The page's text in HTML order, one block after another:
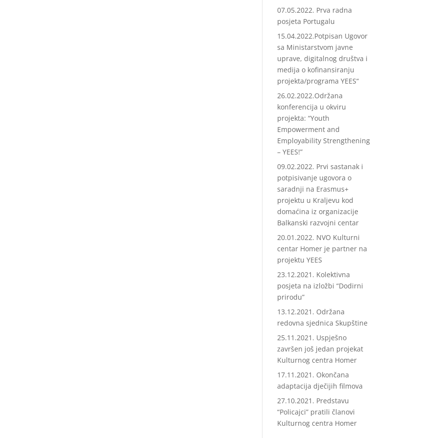
07.05.2022. Prva radna
posjeta Portugalu
15.04.2022.Potpisan Ugovor
sa Ministarstvom javne
uprave, digitalnog društva i
medija o kofinansiranju
projekta/programa YEES“
26.02.2022.Održana
konferencija u okviru
projekta: “Youth
Empowerment and
Employability Strengthening
– YEES!”
09.02.2022. Prvi sastanak i
potpisivanje ugovora o
saradnji na Erasmus+
projektu u Kraljevu kod
domaćina iz organizacije
Balkanski razvojni centar
20.01.2022. NVO Kulturni
centar Homer je partner na
projektu YEES
23.12.2021. Kolektivna
posjeta na izložbi “Dodirni
prirodu”
13.12.2021. Održana
redovna sjednica Skupštine
25.11.2021. Uspješno
završen još jedan projekat
Kulturnog centra Homer
17.11.2021. Okončana
adaptacija dječijih filmova
27.10.2021. Predstavu
“Policajci” pratili članovi
Kulturnog centra Homer